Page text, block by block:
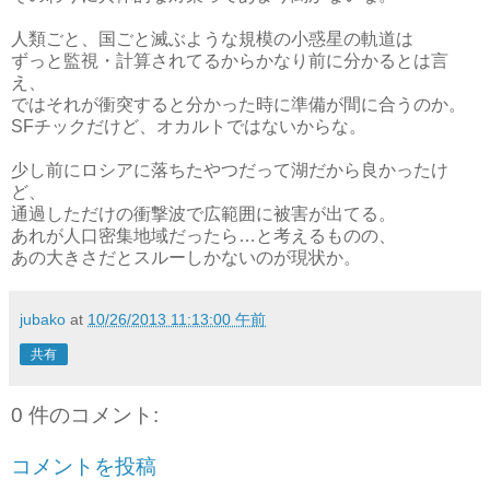
人類ごと、国ごと滅ぶような規模の小惑星の軌道は
ずっと監視・計算されてるからかなり前に分かるとは言
え、
ではそれが衝突すると分かった時に準備が間に合うのか。
SFチックだけど、オカルトではないからな。
少し前にロシアに落ちたやつだって湖だから良かったけ
ど、
通過しただけの衝撃波で広範囲に被害が出てる。
あれが人口密集地域だったら…と考えるものの、
あの大きさだとスルーしかないのが現状か。
jubako at 10/26/2013 11:13:00 午前
共有
0 件のコメント:
コメントを投稿